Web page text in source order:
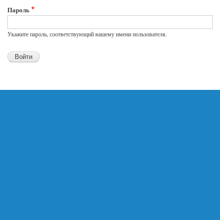
Пароль
Укажите пароль, соответствующий вашему имени пользователя.